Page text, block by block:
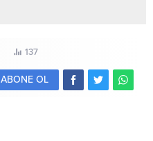
137
ABONE OL